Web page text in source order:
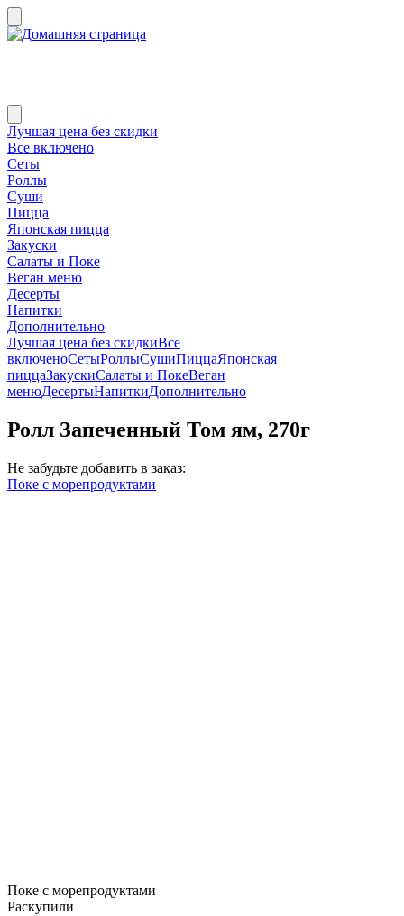
Лучшая цена без скидки
Все включено
Сеты
Роллы
Суши
Пицца
Японская пицца
Закуски
Салаты и Поке
Веган меню
Десерты
Напитки
Дополнительно
Лучшая цена без скидкиВсе
включеноСетыРоллыСушиПиццаЯпонская
пиццаЗакускиСалаты и ПокеВеган
менюДесертыНапиткиДополнительно
Ролл Запеченный Том ям, 270г
Не забудьте добавить в заказ:
Поке с морепродуктами
Поке с морепродуктами
Раскупили